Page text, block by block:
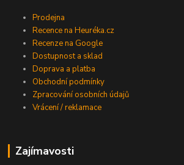
Prodejna
Recence na Heuréka.cz
Recenze na Google
Dostupnost a sklad
Doprava a platba
Obchodní podmínky
Zpracování osobních údajů
Vrácení / reklamace
Zajímavosti